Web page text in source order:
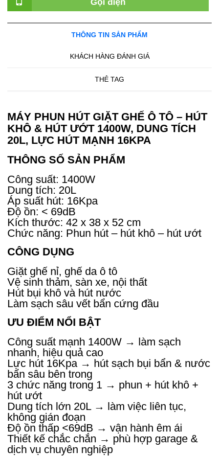
THÔNG TIN SẢN PHẨM
KHÁCH HÀNG ĐÁNH GIÁ
THẺ TAG
MÁY PHUN HÚT GIẶT GHẾ Ô TÔ – HÚT
KHÔ & HÚT ƯỚT 1400W, DUNG TÍCH
20L, LỰC HÚT MẠNH 16KPA
THÔNG SỐ SẢN PHẨM
Công suất: 1400W
Dung tích: 20L
Áp suất hút: 16Kpa
Độ ồn: < 69dB
Kích thước: 42 x 38 x 52 cm
Chức năng: Phun hút – hút khô – hút ướt
CÔNG DỤNG
Giặt ghế nỉ, ghế da ô tô
Vệ sinh thảm, sàn xe, nội thất
Hút bụi khô và hút nước
Làm sạch sâu vết bẩn cứng đầu
ƯU ĐIỂM NỔI BẬT
Công suất mạnh 1400W → làm sạch
nhanh, hiệu quả cao
Lực hút 16Kpa → hút sạch bụi bẩn & nước
bẩn sâu bên trong
3 chức năng trong 1 → phun + hút khô +
hút ướt
Dung tích lớn 20L → làm việc liên tục,
không gián đoạn
Độ ồn thấp <69dB → vận hành êm ái
Thiết kế chắc chắn → phù hợp garage &
dịch vụ chuyên nghiệp